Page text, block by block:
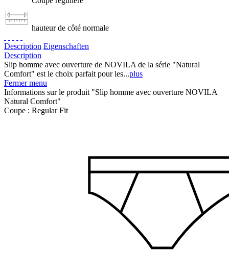
hauteur de côté normale
Description Eigenschaften
Description
Slip homme avec ouverture de NOVILA de la série "Natural
Comfort" est le choix parfait pour les...plus
Fermer menu
Informations sur le produit "Slip homme avec ouverture NOVILA
Natural Comfort"
Coupe : Regular Fit